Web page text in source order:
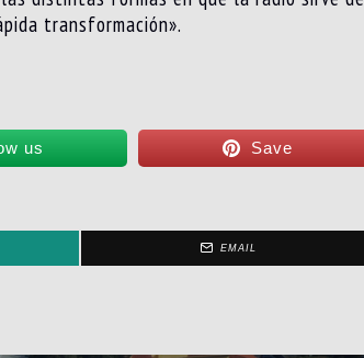
transformación».
us Save
EMAIL